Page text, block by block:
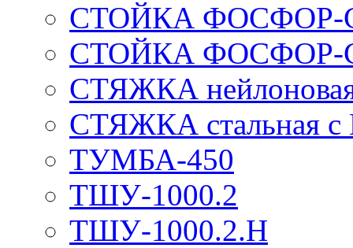
СТОЙКА ФОСФОР-
СТОЙКА ФОСФОР-
СТЯЖКА нейлоновая
СТЯЖКА стальная
ТУМБА-450
ТШУ-1000.2
ТШУ-1000.2.Н